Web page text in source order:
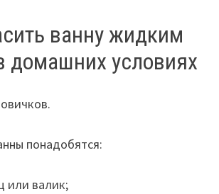
ванну жидким
домашних условиях
понадобятся:
или валик;